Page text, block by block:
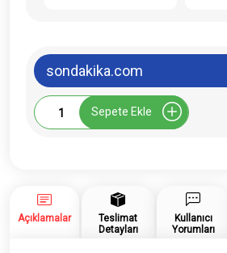
sondakika.com
Sondakika.com
Tanıtım
Sepete Ekle
Açıklamalar
Teslimat
Detayları
Kullanıcı
Yorumları